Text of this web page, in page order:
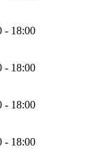
- 18:00
- 18:00
- 18:00
- 18:00